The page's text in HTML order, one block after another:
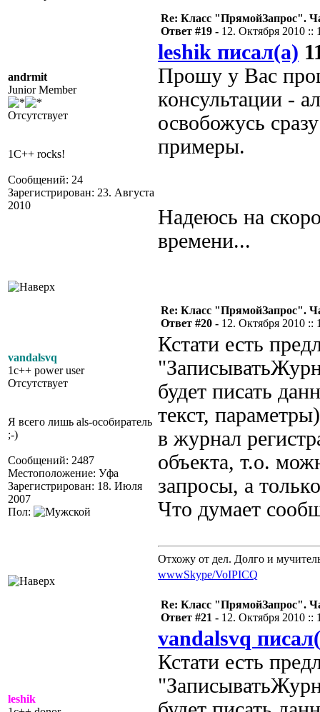
andrmit
Junior Member
Отсутствует
1C++ rocks!
Сообщений: 24
Зарегистрирован: 23. Августа
2010
Re: Класс "ПрямойЗапрос".
Ответ #19 - 12. Октября 2010 ::
leshik писал(а)
Прошу у Вас
консультации -
освобожусь
примеры.
Надеюсь на
времени...
vandalsvq
1c++ power user
Отсутствует
Я всего лишь als-особиратель
;-)
Сообщений: 2487
Местоположение: Уфа
Зарегистрирован: 18. Июля
2007
Пол:
Re: Класс "ПрямойЗапрос".
Ответ #20 - 12. Октября 2010 ::
Кстати есть
будет писать
текст,
в журнал
объекта, т.о.
запросы, а
Что думает
Отхожу от дел. Долго и
wwwSkype/VoIPICQ
leshik
Re: Класс "ПрямойЗапрос".
Ответ #21 - 12. Октября 2010 ::
vandalsvq
Кстати есть